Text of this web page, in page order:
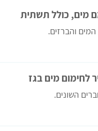
מים, כולל תשתית
והברזים.
לחימום מים בגז
השונים.